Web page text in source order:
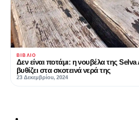
ΒΙΒΛΊΟ
Δεν είναι ποτάμι: η νουβέλα της
βυθίζει στα σκοτεινά νερά της
23 Δεκεμβρίου, 2024